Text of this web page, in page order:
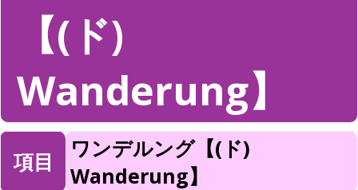
【(ド)
Wanderung】
項目
ワンデルング【(ド)
Wanderung】